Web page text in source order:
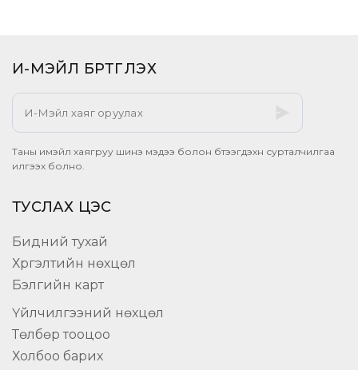
И-МЭЙЛ БҮРТГҮҮЛЭХ​
Таны имэйл хаягруу шинэ мэдээ болон бүтээгдэхүүн сурталчилгаа
илгээх болно.
ТУСЛАХ ЦЭС
Бидний тухай
Хүргэлтийн нөхцөл
Бэлгийн карт
Үйлчилгээний нөхцөл
Төлбөр тооцоо
Холбоо барих